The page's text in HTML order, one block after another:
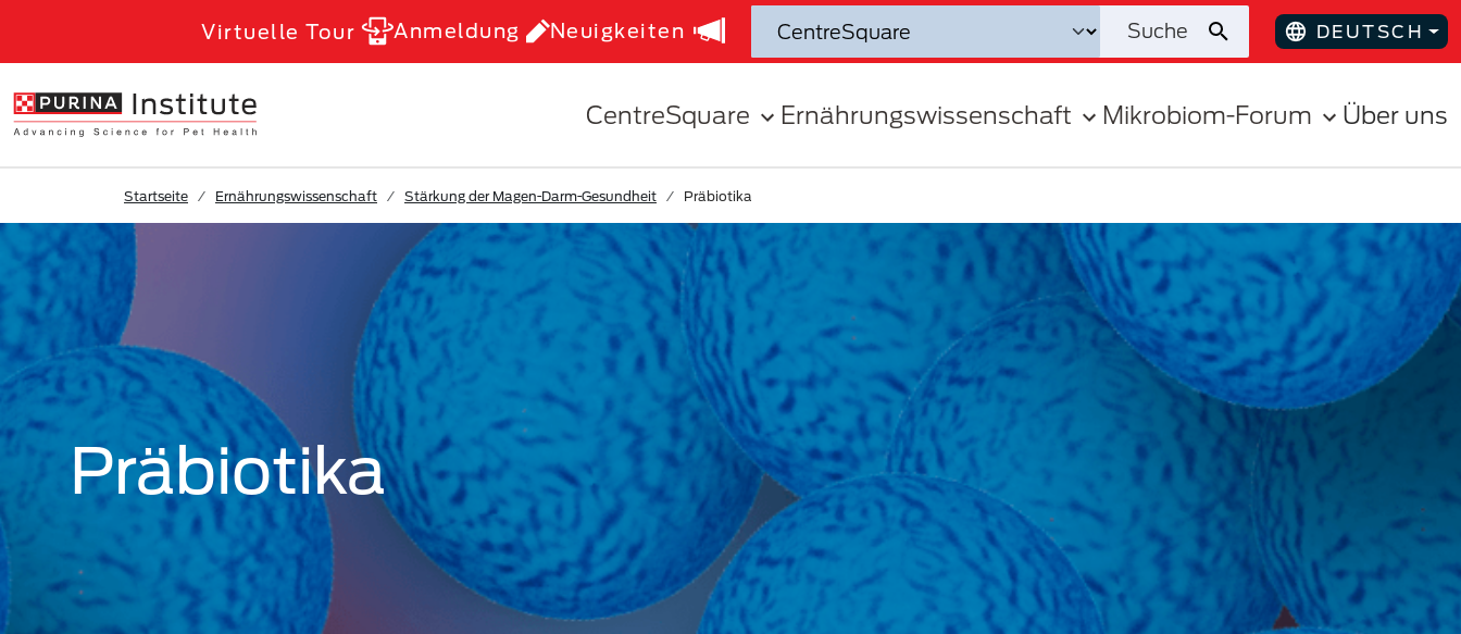
Virtuelle Tour Anmeldung Neuigkeiten DEUTSCH
CentreSquare Ernährungswissenschaft Mikrobiom-Forum Über uns
Startseite Ernährungswissenschaft Stärkung der Magen-Darm-Gesundheit Präbiotika
Präbiotika